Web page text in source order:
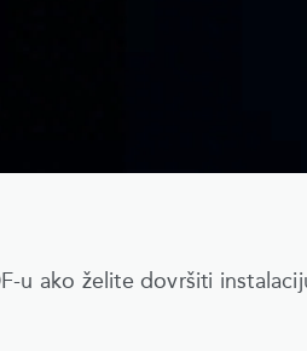
u ako želite dovršiti